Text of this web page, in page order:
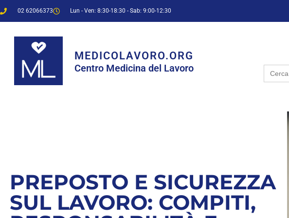
02 62066373 Lun - Ven: 8:30-18:30 - Sab: 9:00-12:30
MEDICOLAVORO.ORG
Centro Medicina del Lavoro
Search
for:
PREPOSTO E SICUREZZA
SUL LAVORO: COMPITI,